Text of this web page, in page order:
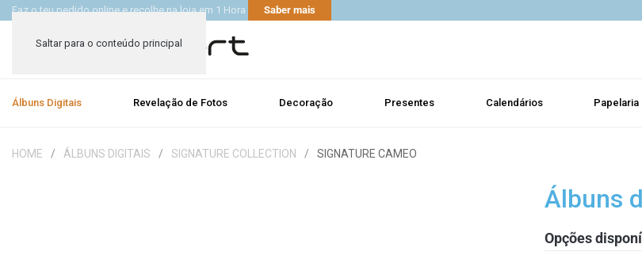
Saltar para o conteúdo principal
Faz o teu pedido online e recolhe na loja em 1 Hora Saber mais
Álbuns Digitais Revelação de Fotos Decoração Presentes Calendários Papelaria
HOME ÁLBUNS DIGITAIS SIGNATURE COLLECTION SIGNATURE CAMEO
Álbuns
Opções